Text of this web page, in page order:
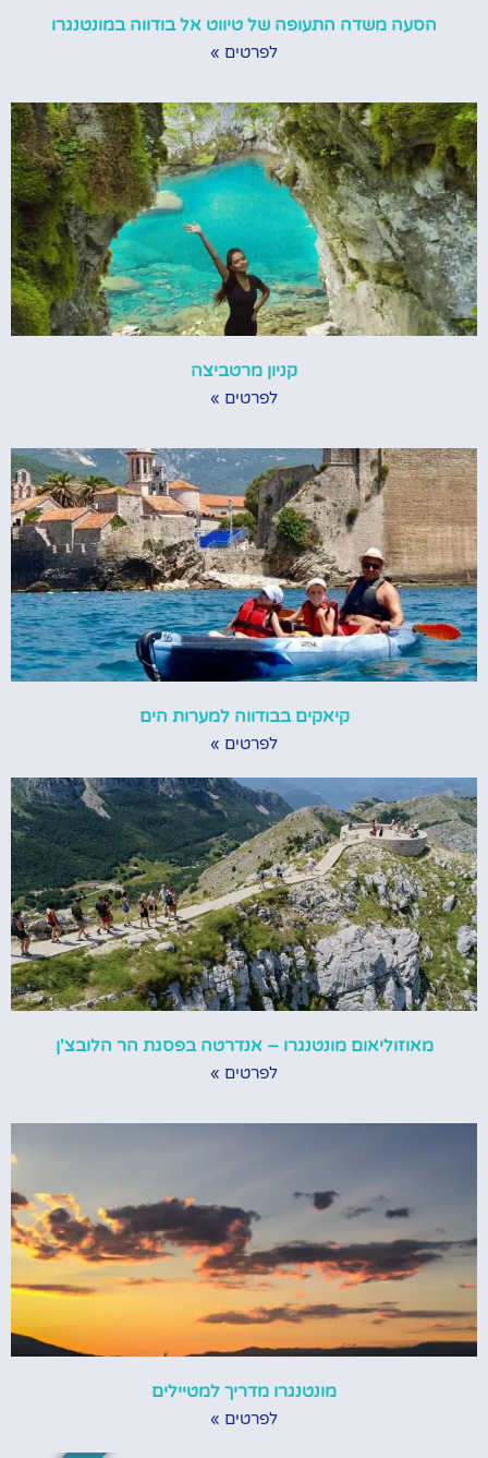
הסעה משדה התעופה של טיווט אל בודווה במונטנגרו
לפרטים »
קניון מרטביצה
לפרטים »
קיאקים בבודווה למערות הים
לפרטים »
מאוזוליאום מונטנגרו – אנדרטה בפסגת הר הלובצ'ן
לפרטים »
מונטנגרו מדריך למטיילים
לפרטים »